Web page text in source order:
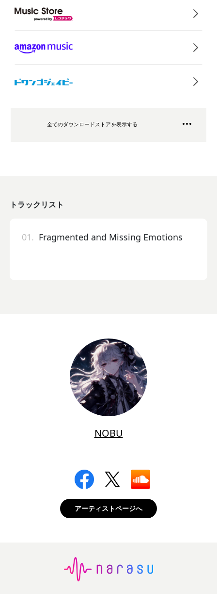
全てのダウンロードストアを表示する
トラックリスト
01. Fragmented and Missing Emotions
NOBU
アーティストページへ